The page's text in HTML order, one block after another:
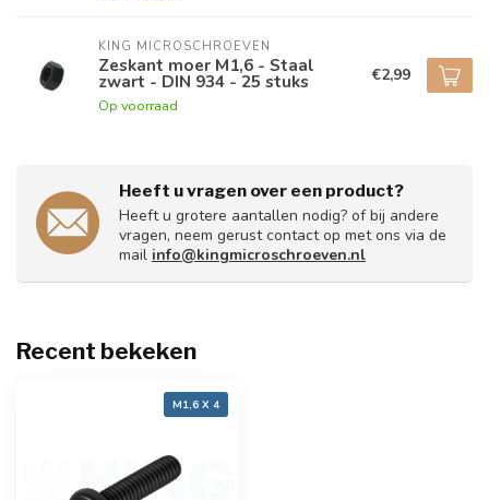
KING MICROSCHROEVEN
Zeskant moer M1,6 - Staal
zwart - DIN 934 - 25 stuks
Op voorraad
€2,99
Heeft u vragen over een product?
Heeft u grotere aantallen nodig? of bij andere
vragen, neem gerust contact op met ons via de
mail info@kingmicroschroeven.nl
Recent bekeken
M1,6 X 4